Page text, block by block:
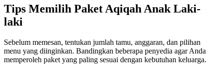
Tips Memilih Paket Aqiqah Anak Laki-
laki
Sebelum memesan, tentukan jumlah tamu, anggaran, dan pilihan
menu yang diinginkan. Bandingkan beberapa penyedia agar Anda
memperoleh paket yang paling sesuai dengan kebutuhan keluarga.